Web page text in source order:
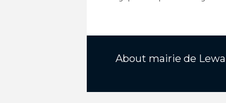
About mairie de